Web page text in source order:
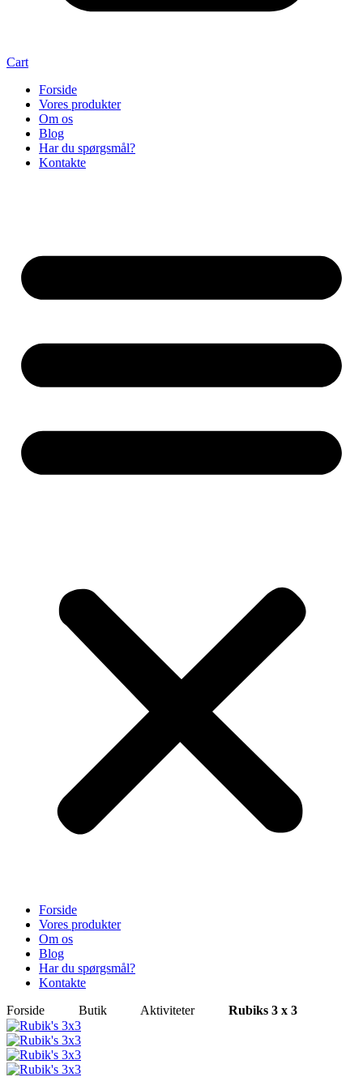
Cart
Forside
Vores produkter
Om os
Blog
Har du spørgsmål?
Kontakte
Forside
Vores produkter
Om os
Blog
Har du spørgsmål?
Kontakte
Forside
Butik Aktiviteter Rubiks 3 x 3